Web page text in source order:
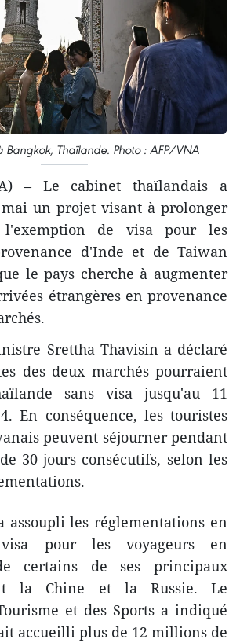
Bangkok, Thaïlande. Photo : AFP/VNA
– Le cabinet thaïlandais a
un projet visant à prolonger
de visa pour les
d'Inde et de Taiwan
le pays cherche à augmenter
étrangères en provenance
Srettha Thavisin a déclaré
des deux marchés pourraient
sans visa jusqu'au 11
En conséquence, les touristes
peuvent séjourner pendant
30 jours consécutifs, selon les
assoupli les réglementations en
pour les voyageurs en
certains de ses principaux
la Chine et la Russie. Le
et des Sports a indiqué
accueilli plus de 12 millions de